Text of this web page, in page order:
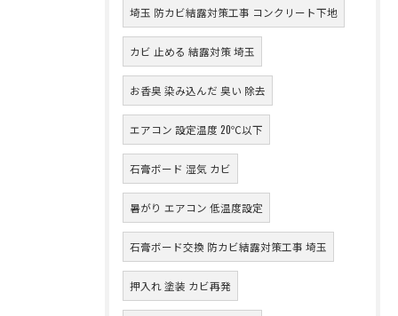
埼玉 防カビ結露対策工事 コンクリート下地
カビ 止める 結露対策 埼玉
お香臭 染み込んだ 臭い 除去
エアコン 設定温度 20℃以下
石膏ボード 湿気 カビ
暑がり エアコン 低温度設定
石膏ボード交換 防カビ結露対策工事 埼玉
押入れ 塗装 カビ再発